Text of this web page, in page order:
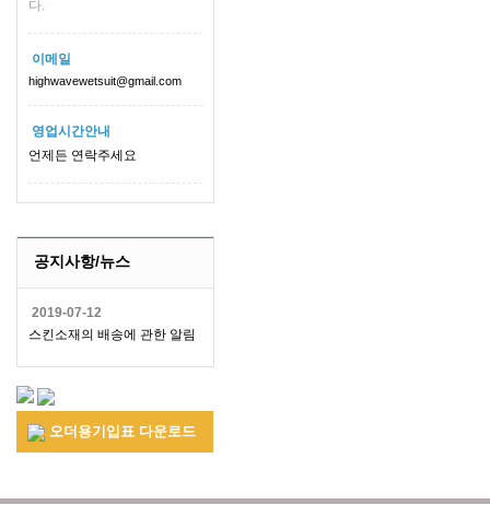
다.
이메일
highwavewetsuit@gmail.com
영업시간안내
언제든 연락주세요
공지사항/뉴스
2019-07-12
스킨소재의 배송에 관한 알림
오더용기입표 다운로드